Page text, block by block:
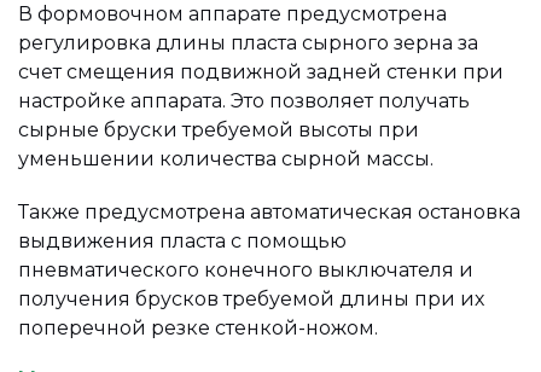
В формовочном аппарате предусмотрена
регулировка длины пласта сырного зерна за
счет смещения подвижной задней стенки при
настройке аппарата. Это позволяет получать
сырные бруски требуемой высоты при
уменьшении количества сырной массы.
Также предусмотрена автоматическая остановка
выдвижения пласта с помощью
пневматического конечного выключателя и
получения брусков требуемой длины при их
поперечной резке стенкой-ножом.